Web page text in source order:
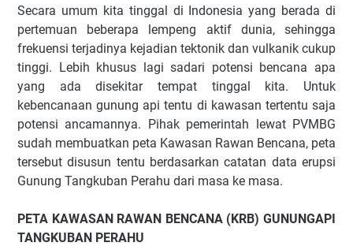
Secara umum kita tinggal di Indonesia yang berada di
pertemuan beberapa lempeng aktif dunia, sehingga
frekuensi terjadinya kejadian tektonik dan vulkanik cukup
tinggi. Lebih khusus lagi sadari potensi bencana apa
yang ada disekitar tempat tinggal kita. Untuk
kebencanaan gunung api tentu di kawasan tertentu saja
potensi ancamannya. Pihak pemerintah lewat PVMBG
sudah membuatkan peta Kawasan Rawan Bencana, peta
tersebut disusun tentu berdasarkan catatan data erupsi
Gunung Tangkuban Perahu dari masa ke masa.
PETA KAWASAN RAWAN BENCANA (KRB) GUNUNGAPI
TANGKUBAN PERAHU